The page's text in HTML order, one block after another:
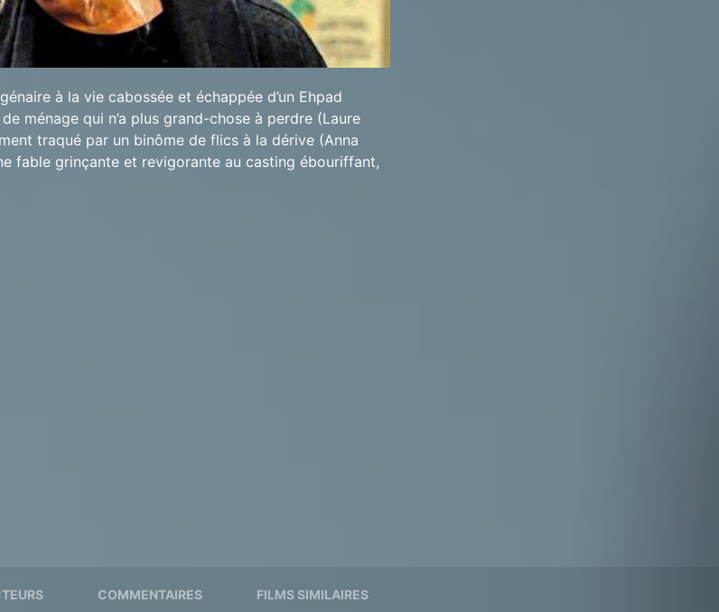
à la vie cabossée et échappée d’un Ehpad
ménage qui n’a plus grand-chose à perdre (Laure
traqué par un binôme de flics à la dérive (Anna
fable grinçante et revigorante au casting ébouriffant,
COMMENTAIRES FILMS SIMILAIRES